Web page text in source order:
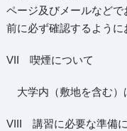
ページ及びメールなど
前に必ず確認するように
VII 喫煙について
大学内（敷地を含む）
VIII 講習に必要な準備